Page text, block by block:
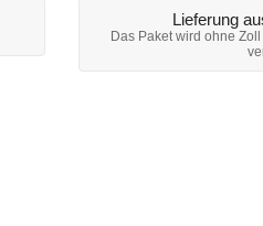
Lieferung
Das Paket wird ohne